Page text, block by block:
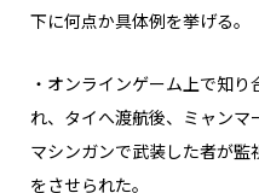
下に何点か具体例を挙げる。
・オンラインゲーム上で知
れ、タイへ渡航後、ミャンマ
マシンガンで武装した者が
をさせられた。